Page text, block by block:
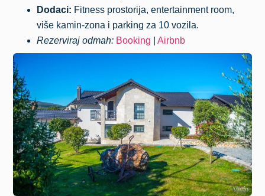
Dodaci: Fitness prostorija, entertainment room,
više kamin-zona i parking za 10 vozila.
Rezerviraj odmah: Booking |Airbnb